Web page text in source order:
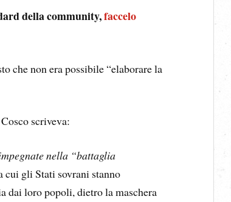
della community,faccelo
che non era possibile “elaborare la
scriveva:
nella “battaglia
cui gli Stati sovrani stanno
dai loro popoli, dietro la maschera